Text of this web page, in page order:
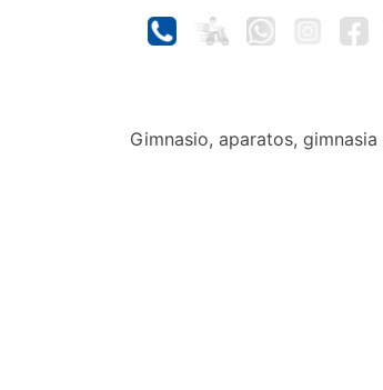
Gimnasio, aparatos,